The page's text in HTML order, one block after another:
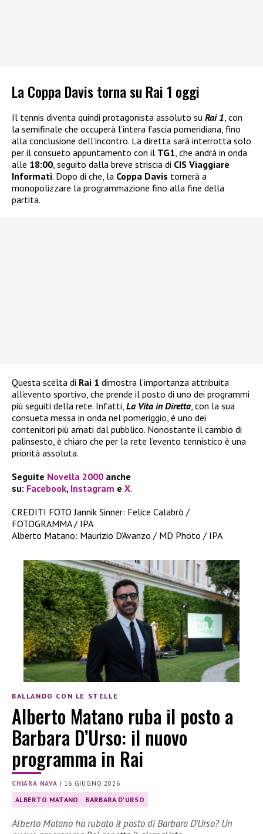
La Coppa Davis torna su Rai 1 oggi
Il tennis diventa quindi protagonista assoluto su Rai 1 , con
la semifinale che occuperà l’intera fascia pomeridiana, fino
alla conclusione dell’incontro. La diretta sarà interrotta solo
per il consueto appuntamento con il TG1 , che andrà in onda
alle 18:00 , seguito dalla breve striscia di CIS Viaggiare
Informati. Dopo di che, la Coppa Davis tornerà a
monopolizzare la programmazione fino alla fine della
partita.
Questa scelta di Rai 1 dimostra l’importanza attribuita
all’evento sportivo, che prende il posto di uno dei programmi
più seguiti della rete. Infatti, La Vita in Diretta , con la sua
consueta messa in onda nel pomeriggio, è uno dei
contenitori più amati dal pubblico. Nonostante il cambio di
palinsesto, è chiaro che per la rete l’evento tennistico è una
priorità assoluta.
Seguite Novella 2000 anche
su: Facebook, Instagram e X.
CREDITI FOTO Jannik Sinner: Felice Calabrò /
FOTOGRAMMA / IPA
Alberto Matano: Maurizio D’Avanzo / MD Photo / IPA
BALLANDO CON LE STELLE
Alberto Matano ruba il posto a
Barbara D’Urso: il nuovo
programma in Rai
CHIARA NAVA | 16 GIUGNO 2026
ALBERTO MATANO BARBARA D'URSO
Alberto Matano ha rubato ił posto di Barbara D’Urso? Un